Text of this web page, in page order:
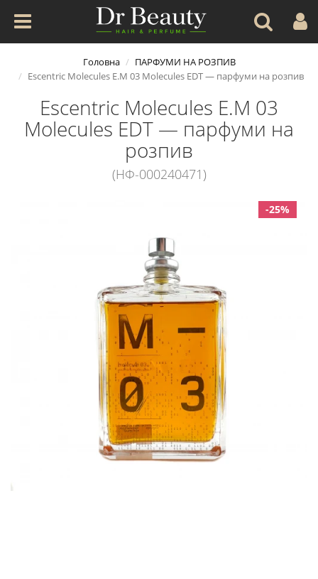
Головна
ПАРФУМИ НА РОЗПИВ
Escentric Molecules E.M 03 Molecules EDT — парфуми на розпив
Escentric Molecules E.M 03
Molecules EDT — парфуми на
розпив
(НФ-000240471)
-25%